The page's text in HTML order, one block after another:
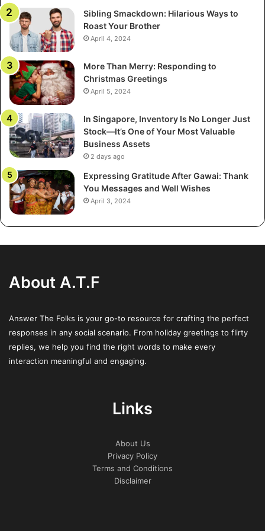
turvaavat turvallisen ja laadukkaan kuvauksen.
Mikä on kontrastiaine ja kuinka se
syötetään?
Varjoaine on kemiallinen aine, joka saa verisuoniston ja
tietyt elimistön osat näkyvämmiksi CT-kuvissa. Se
annetaan tavallisesti intravenoosisti käsivarteen asetetun
kanyylin kautta. Injektion aikana voi esiintyä lyhytaikainen
lämpö tai metallinen aromi suussa. Neste eliminoituu
ruumiista normaalisti munuaisten kautta seuraavien
vuorokausien aikana.
Onko CT-kuvaus kivulias?
Itse tutkimus on täysin kivuton. Potilas pysyy
liikkumattomana pöydällä, kun laite skannaa. Ainoa
kontrastiaineen annostelun aiheuttamasta tunteesta.
Tutkittavasta alueesta riippuen pyydetään pyytää
vähän vaivalloista.
Miten nopeasti saan tulokset
Kuvien katselua ja raportin laatimista varten radiologille
Wanted Dead Or a Wild Slot -paketin kohdalla tulokset
esitellään ja tulkitaan yleensä erillisellä seurantakäynnillä
lääkärin kanssa, joka on varattu jo etukäteen. Tämä käynti
Sibling Smackdown: Hilarious Ways to
Roast Your Brother
April 4, 2024
More Than Merry: Responding to
Christmas Greetings
April 5, 2024
In Singapore, Inventory Is No Longer Just
Stock—It’s One of Your Most Valuable
Business Assets
2 days ago
Expressing Gratitude After Gawai: Thank
You Messages and Well Wishes
April 3, 2024
About A.T.F
Answer The Folks is your go-to resource for crafting the perfect
responses in any social scenario. From holiday greetings to flirty
replies, we help you find the right words to make every
interaction meaningful and engaging.
Links
About Us
Privacy Policy
Terms and Conditions
Disclaimer